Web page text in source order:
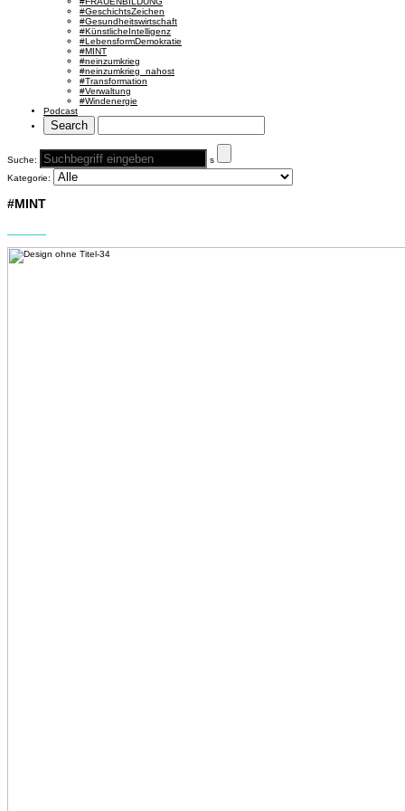
#GeschichtsZeichen
#Gesundheitswirtschaft
#KünstlicheIntelligenz
#LebensformDemokratie
#MINT
#neinzumkrieg
#neinzumkrieg_nahost
#Transformation
#Verwaltung
#Windenergie
Podcast
Suche:
s
Kategorie:
#MINT